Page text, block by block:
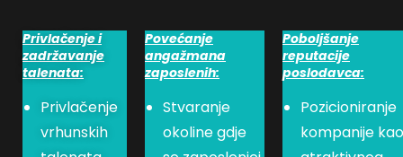
Privlačenje i
zadržavanje
talenata:
Privlačenje
vrhunskih
Povećanje
angažmana
zaposlenih:
Stvaranje
okoline gdje
Poboljšanje
reputacije
poslodavca:
Pozicioniranje
kompanije kao